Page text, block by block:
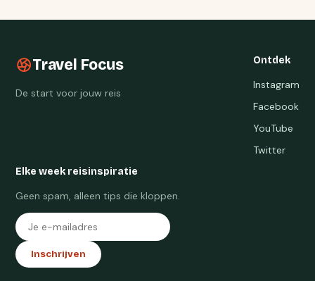
Travel Focus
De start voor jouw reis
Ontdek
Instagram
Facebook
YouTube
Twitter
Elke week reisinspiratie
Geen spam, alleen tips die kloppen.
Inschrijven